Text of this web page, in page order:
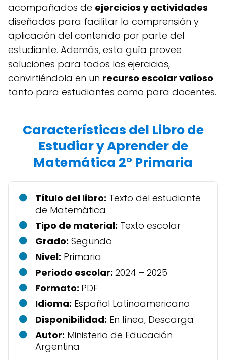
acompañados de ejercicios y actividades
diseñados para facilitar la comprensión y
aplicación del contenido por parte del
estudiante. Además, esta guía provee
soluciones para todos los ejercicios,
convirtiéndola en un recurso escolar valioso
tanto para estudiantes como para docentes.
Características del Libro de
Estudiar y Aprender de
Matemática 2° Primaria
Título del libro: Texto del estudiante
de Matemática
Tipo de material: Texto escolar
Grado: Segundo
Nivel: Primaria
Periodo escolar: 2024 – 2025
Formato: PDF
Idioma: Español Latinoamericano
Disponibilidad: En línea, Descarga
Autor: Ministerio de Educación
Argentina